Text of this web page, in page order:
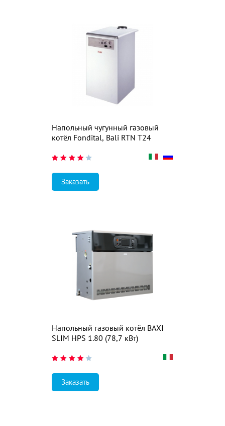
Напольный чугунный газовый
котёл Fondital, Bali RTN Т24
Заказать
Напольный газовый котёл BAXI
SLIM HPS 1.80 (78,7 кВт)
Заказать